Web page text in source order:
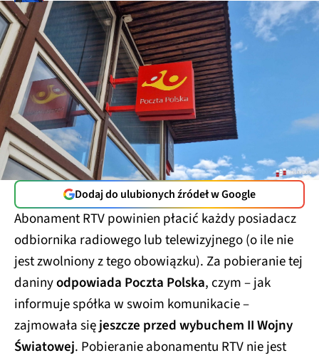
Dodaj do ulubionych źródeł w Google
Abonament RTV powinien płacić każdy posiadacz
odbiornika radiowego lub telewizyjnego (o ile nie
jest zwolniony z tego obowiązku). Za pobieranie tej
daninyodpowiada Poczta Polska, czym – jak
informuje spółka w swoim komunikacie –
zajmowała sięjeszcze przed wybuchem II Wojny
Światowej. Pobieranie abonamentu RTV nie jest